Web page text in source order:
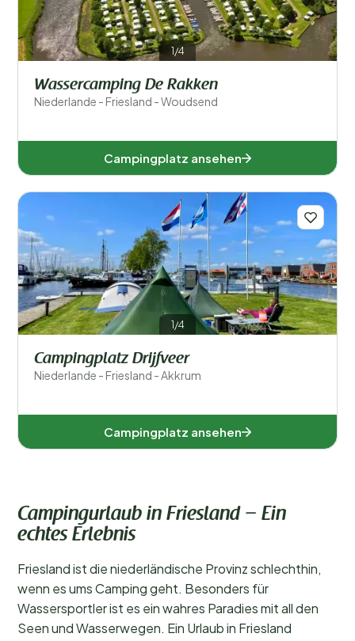
1/4
Wassercamping De Rakken
Niederlande - Friesland - Woudsend
Campingplatz ansehen
1/4
Campingplatz Drijfveer
Niederlande - Friesland - Akkrum
Campingplatz ansehen
Campingurlaub in Friesland – Ein
echtes Erlebnis
Friesland ist die niederländische Provinz schlechthin,
wenn es ums Camping geht. Besonders für
Wassersportler ist es ein wahres Paradies mit all den
Seen und Wasserwegen. Ein Urlaub in Friesland